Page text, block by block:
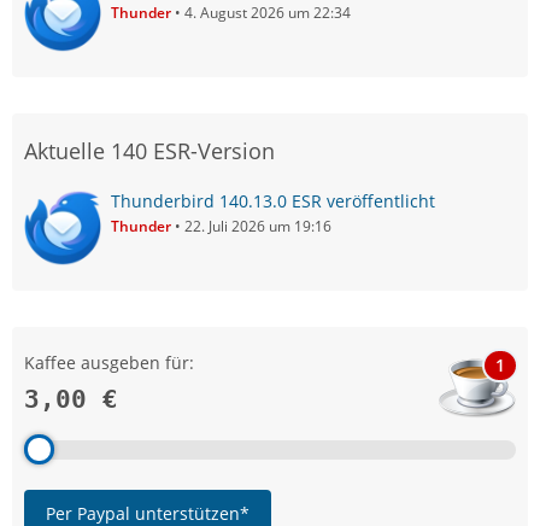
Thunder 4. August 2026 um 22:34
Aktuelle 140 ESR-Version
Thunderbird 140.13.0 ESR veröffentlicht
Thunder 22. Juli 2026 um 19:16
Kaffee ausgeben für:
3,00 €
1
Per Paypal unterstützen*